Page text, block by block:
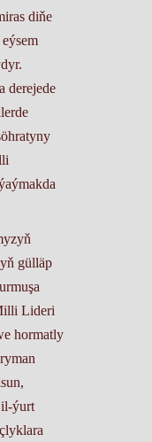
diňe
derejede
gülläp
Lideri
hormatly
ýurt